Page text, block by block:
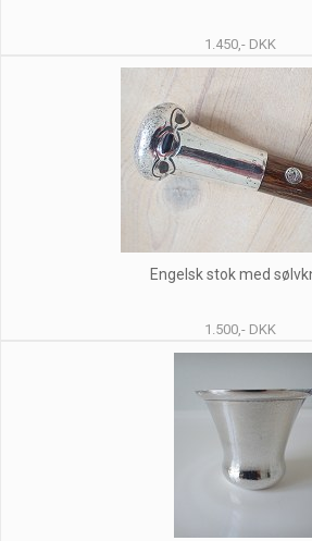
1.450,- DKK
Engelsk stok med
1.500,- DKK